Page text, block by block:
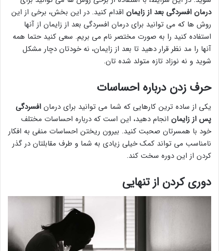
درمان افسردگی بعد از زایمان اقدام کنید. در این بخش، برخی از این
روش ها که می توانید برای درمان افسردگی بعد از زایمان از آنها
استفاده کنید را به صورت مختصر نام می بریم. سعی کنید حتما همه
آنها را مد نظر قرار دهید تا بعد از زایمان، نه خودتان دچار مشکل
شوید و نه نوزاد تازه متولد شده تان.
حرف زدن درباره احساسات
یکی از ساده ترین کارهایی که شما می توانید برای درمان افسردگی
پس از زایمان انجام دهید، این است که درباره احساسات مختلف
خود با همسرتان صحبت کنید. بیرون ریختن احساسات منفی به افکار
نامناسب می تواند کمک خیلی زیادی به شما و طرف مقابلتان در گذر
کردن از این دوره سخت کند.
دوری کردن از تنهایی